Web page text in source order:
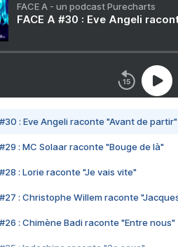
FACE A - un podcast Purecharts
FACE A #30 : Eve Angeli
#30 : Eve Angeli raconte "Avant de partir"
#29 : MC Solaar raconte "Bouge de là"
#28 : Lorie raconte "Je vais vite"
#27 : Christophe Willem raconte
#26 : Chimène Badi raconte "Entre nous"